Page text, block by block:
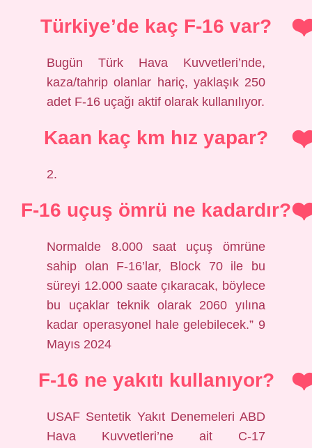
Türkiye’de kaç F-16 var?
Bugün Türk Hava Kuvvetleri’nde,
kaza/tahrip olanlar hariç, yaklaşık 250
adet F-16 uçağı aktif olarak kullanılıyor.
Kaan kaç km hız yapar?
2.
F-16 uçuş ömrü ne kadardır?
Normalde 8.000 saat uçuş ömrüne
sahip olan F-16’lar, Block 70 ile bu
süreyi 12.000 saate çıkaracak, böylece
bu uçaklar teknik olarak 2060 yılına
kadar operasyonel hale gelebilecek.” 9
Mayıs 2024
F-16 ne yakıtı kullanıyor?
USAF Sentetik Yakıt Denemeleri ABD
Hava Kuvvetleri’ne ait C-17